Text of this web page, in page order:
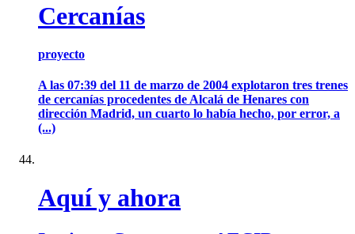
Cercanías
proyecto
A las 07:39 del 11 de marzo de 2004 explotaron tres trenes
de cercanías procedentes de Alcalá de Henares con
dirección Madrid, un cuarto lo había hecho, por error, a
(...)
Aquí y ahora